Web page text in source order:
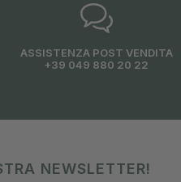
ASSISTENZA POST VENDITA
+39 049 880 20 22
NEWSLETTER!